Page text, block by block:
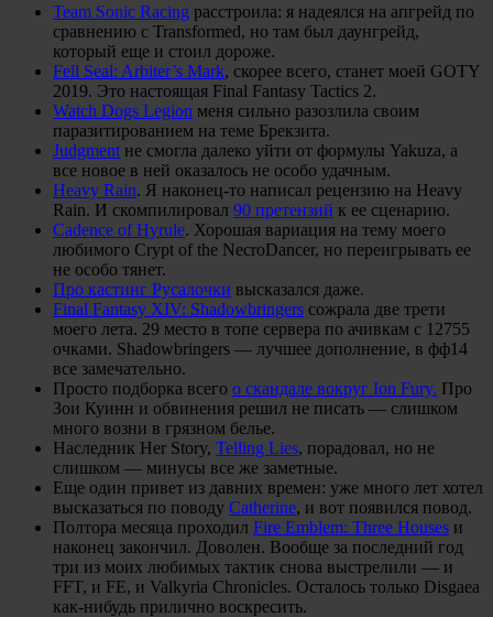
Team Sonic Racing расстроила: я надеялся на апгрейд по
сравнению с Transformed, но там был даунгрейд,
который еще и стоил дороже.
Fell Seal: Arbiter’s Mark, скорее всего, станет моей GOTY
2019. Это настоящая Final Fantasy Tactics 2.
Watch Dogs Legion меня сильно разозлила своим
паразитированием на теме Брекзита.
Judgment не смогла далеко уйти от формулы Yakuza, а
все новое в ней оказалось не особо удачным.
Heavy Rain. Я наконец-то написал рецензию на Heavy
Rain. И скомпилировал 90 претензий к ее сценарию.
Cadence of Hyrule. Хорошая вариация на тему моего
любимого Crypt of the NecroDancer, но переигрывать ее
не особо тянет.
Про кастинг Русалочки высказался даже.
Final Fantasy XIV: Shadowbringers сожрала две трети
моего лета. 29 место в топе сервера по ачивкам с 12755
очками. Shadowbringers — лучшее дополнение, в фф14
все замечательно.
Просто подборка всего о скандале вокруг Ion Fury. Про
Зои Куинн и обвинения решил не писать — слишком
много возни в грязном белье.
Наследник Her Story, Telling Lies, порадовал, но не
слишком — минусы все же заметные.
Еще один привет из давних времен: уже много лет хотел
высказаться по поводу Catherine, и вот появился повод.
Полтора месяца проходил Fire Emblem: Three Houses и
наконец закончил. Доволен. Вообще за последний год
три из моих любимых тактик снова выстрелили — и
FFT, и FE, и Valkyria Chronicles. Осталось только Disgaea
как-нибудь прилично воскресить.